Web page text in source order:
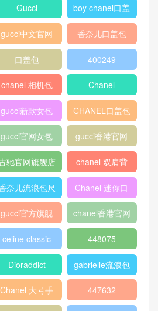
路易威登 Avenue 单肩包 N4
1720
Gucci
boy chanel口盖
包
gucci中文官网
香奈儿口盖包
2018
口盖包 400249
chanel 相机包 Chanel
gucci新款女包 CHANEL口盖包
gucci官网女包 gucci香港官网
古驰官网旗舰店
chanel 双肩背
包
香奈儿流浪包尺
寸
Chanel 迷你口
gucci官方旗舰
chanel香港官网